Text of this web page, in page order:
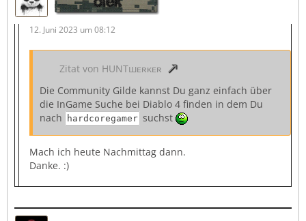
12. Juni 2023 um 08:12
Zitat von HUNTшᴇʀᴋᴇʀ
Die Community Gilde kannst Du ganz einfach über
die InGame Suche bei Diablo 4 finden in dem Du
nach
hardcoregamer suchst
Mach ich heute Nachmittag dann.
Danke. :)